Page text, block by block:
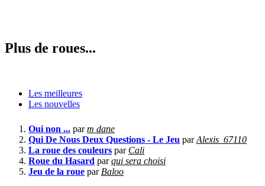
Plus de roues...
Les meilleures
Les nouvelles
Oui non ... parm dane
Qui De Nous Deux Questions - Le Jeu parAlexis_67110
La roue des couleurs par Cali
Roue du Hasard parqui sera choisi
Jeu de la roue par Baloo